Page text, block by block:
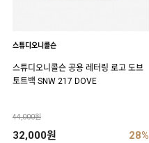
스튜디오니콜슨
스튜디오니콜슨 공용 레터링 로고 도브
토트백 SNW 217 DOVE
44,000원
32,000원 28%